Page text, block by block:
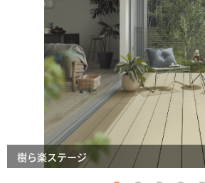
樹ら楽ステージ